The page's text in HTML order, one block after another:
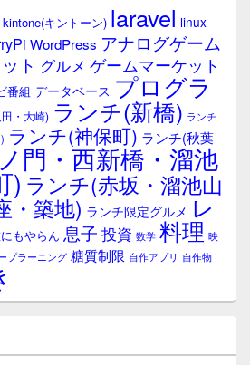
kintone(キントーン) laravel linux
WordPress アナログゲーム
ト グルメ ゲームマーケット
番組 データベース プログラ
・大崎) ランチ(新橋) ランチ
ランチ(神保町) ランチ(秋葉
門・西新橋・溜池
) ランチ(赤坂・溜池山
・築地) ランチ限定グルメ レ
もやらん 息子 投資 数学 料理 映
プラーニング 糖質制限 自作アプリ 自作物